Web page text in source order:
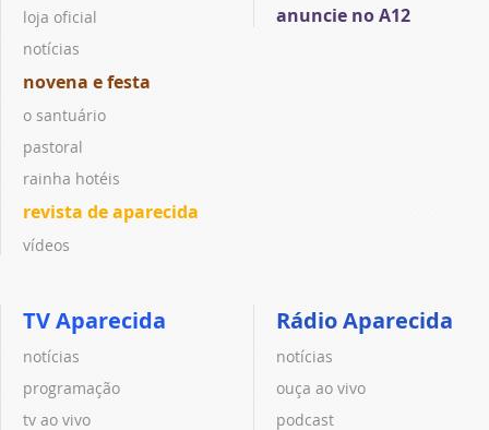
loja oficial
notícias
novena e festa
o santuário
pastoral
rainha hotéis
revista de aparecida
vídeos
anuncie no A12
TV Aparecida
notícias
programação
tv ao vivo
Rádio Aparecida
notícias
ouça ao vivo
podcast